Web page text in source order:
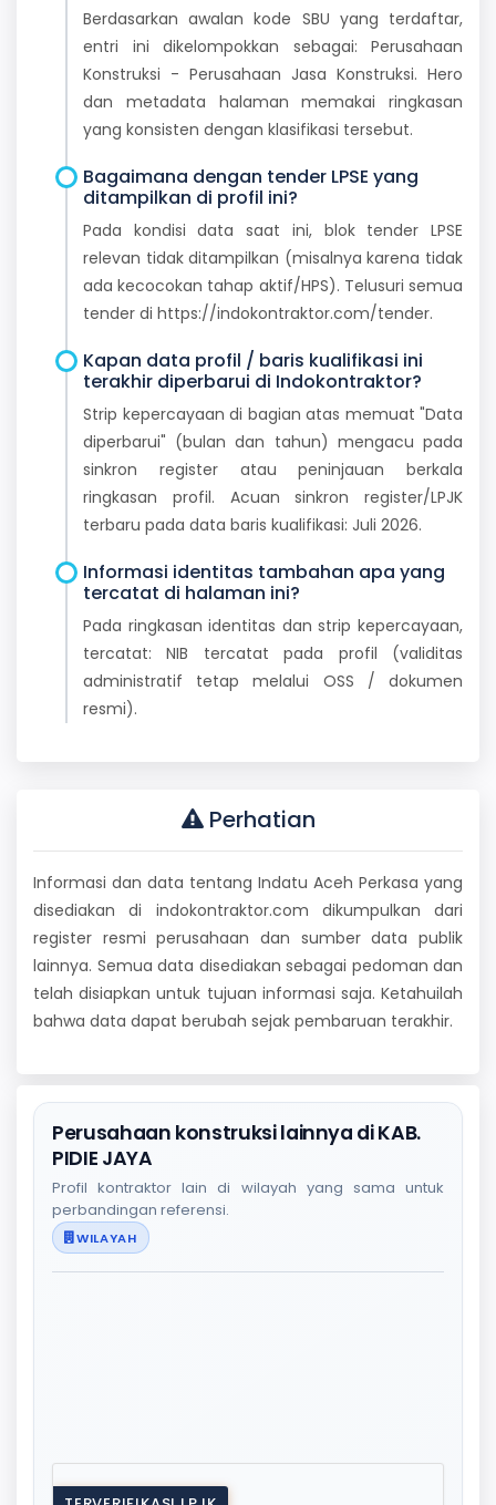
Berdasarkan awalan kode SBU yang terdaftar,
entri ini dikelompokkan sebagai: Perusahaan
Konstruksi - Perusahaan Jasa Konstruksi. Hero
dan metadata halaman memakai ringkasan
yang konsisten dengan klasifikasi tersebut.
Bagaimana dengan tender LPSE yang
ditampilkan di profil ini?
Pada kondisi data saat ini, blok tender LPSE
relevan tidak ditampilkan (misalnya karena tidak
ada kecocokan tahap aktif/HPS). Telusuri semua
tender di https://indokontraktor.com/tender.
Kapan data profil / baris kualifikasi ini
terakhir diperbarui di Indokontraktor?
Strip kepercayaan di bagian atas memuat "Data
diperbarui" (bulan dan tahun) mengacu pada
sinkron register atau peninjauan berkala
ringkasan profil. Acuan sinkron register/LPJK
terbaru pada data baris kualifikasi: Juli 2026.
Informasi identitas tambahan apa yang
tercatat di halaman ini?
Pada ringkasan identitas dan strip kepercayaan,
tercatat: NIB tercatat pada profil (validitas
administratif tetap melalui OSS / dokumen
resmi).
Perhatian
Informasi dan data tentang Indatu Aceh Perkasa yang
disediakan di indokontraktor.com dikumpulkan dari
register resmi perusahaan dan sumber data publik
lainnya. Semua data disediakan sebagai pedoman dan
telah disiapkan untuk tujuan informasi saja. Ketahuilah
bahwa data dapat berubah sejak pembaruan terakhir.
Perusahaan konstruksi lainnya di KAB.
PIDIE JAYA
Profil kontraktor lain di wilayah yang sama untuk
perbandingan referensi.
WILAYAH